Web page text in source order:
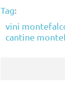
Tag:
vini
cantine